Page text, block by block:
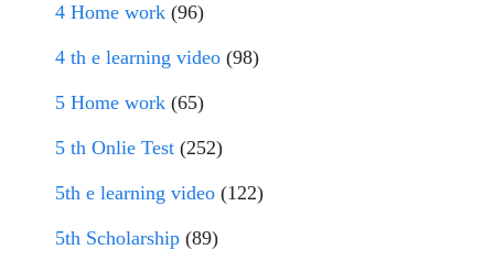
4 Home work (96)
4 th e learning video (98)
5 Home work (65)
5 th Onlie Test (252)
5th e learning video (122)
5th Scholarship (89)